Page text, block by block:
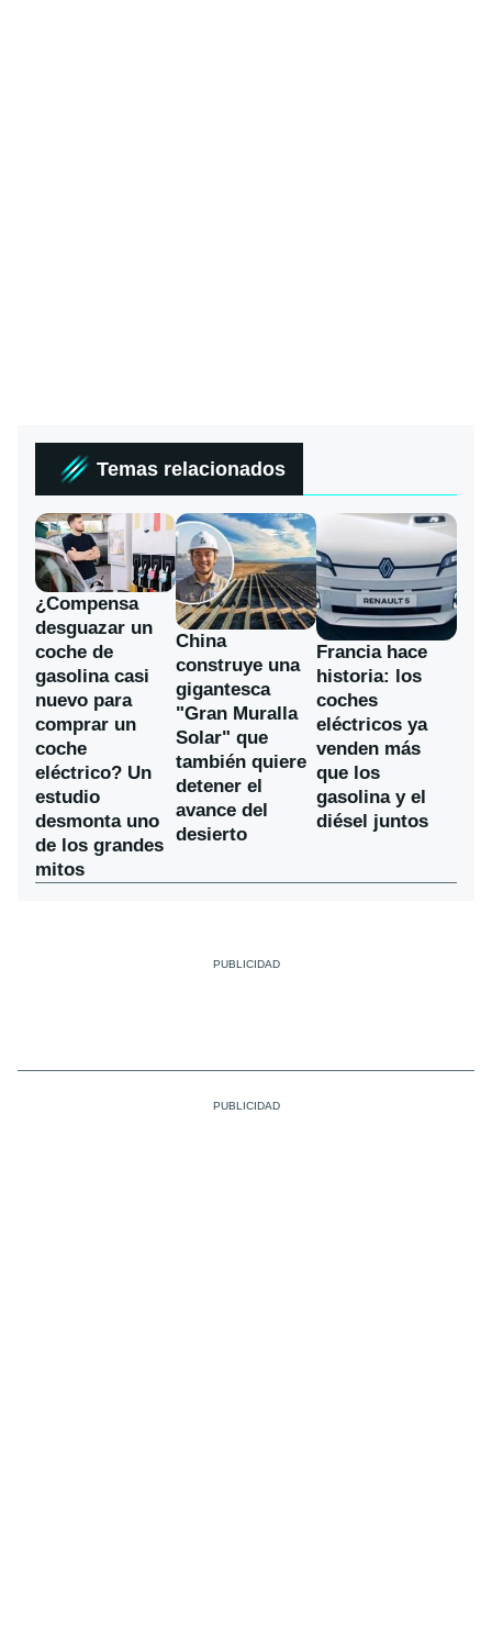
Temas relacionados
¿Compensa
desguazar un
coche de
gasolina casi
nuevo para
comprar un
coche
eléctrico? Un
estudio
desmonta uno
de los grandes
mitos
China
construye una
gigantesca
"Gran Muralla
Solar" que
también quiere
detener el
avance del
desierto
Francia hace
historia: los
coches
eléctricos ya
venden más
que los
gasolina y el
diésel juntos